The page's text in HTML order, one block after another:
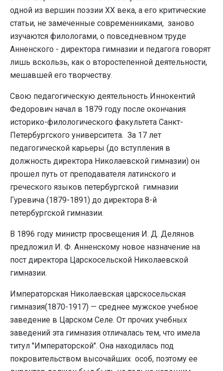
одной из вершин поэзии XX века, а его критические
статьи, не замеченные современниками, заново
изучаются филологами, о повседневном труде
Анненского - директора гимназии и педагога говорят
лишь вскользь, как о второстепенной деятельности,
мешавшей его творчеству.
Свою педагогическую деятельность Иннокентий
Федорович начал в 1879 году после окончания
историко-филологического факультета Санкт-
Петербургского университета. За 17 лет
педагогической карьеры (до вступления в
должность директора Николаевской гимназии) он
прошел путь от преподавателя латинского и
греческого языков петербургской гимназии
Гуревича (1879-1891) до директора 8-й
петербургской гимназии.
В 1896 году министр просвещения И. Д. Делянов
предложил И. Ф. Анненскому новое назначение на
пост директора Царскосельской Николаевской
гимназии.
Императорская Николаевская царскосельская
гимназия(1870-1917) — среднее мужское учебное
заведение в Царском Селе. От прочих учебных
заведений эта гимназия отличалась тем, что имела
титул "Императорской". Она находилась под
покровительством высочайших особ, поэтому ее